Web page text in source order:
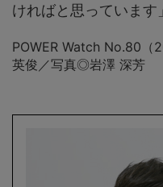
ければと思っています」
POWER Watch No.80（
英俊／写真◎岩澤 深芳